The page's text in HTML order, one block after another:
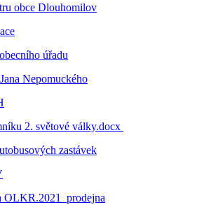
obce Dlouhomilov
úřadu
Nepomuckého
2. světové války.docx
zastávek